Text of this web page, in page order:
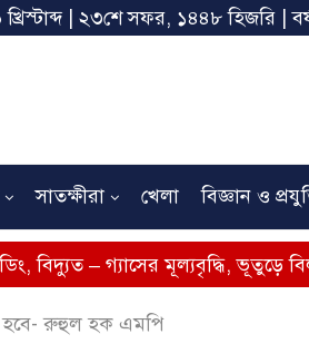
| ২৩শে সফর, ১৪৪৮ হিজরি |
সাতক্ষীরা খেলা বিজ্ঞান ও
মূল্যবৃদ্ধি, ভূতুড়ে বিল আদায়ের
হবে- রুহুল হক এমপি